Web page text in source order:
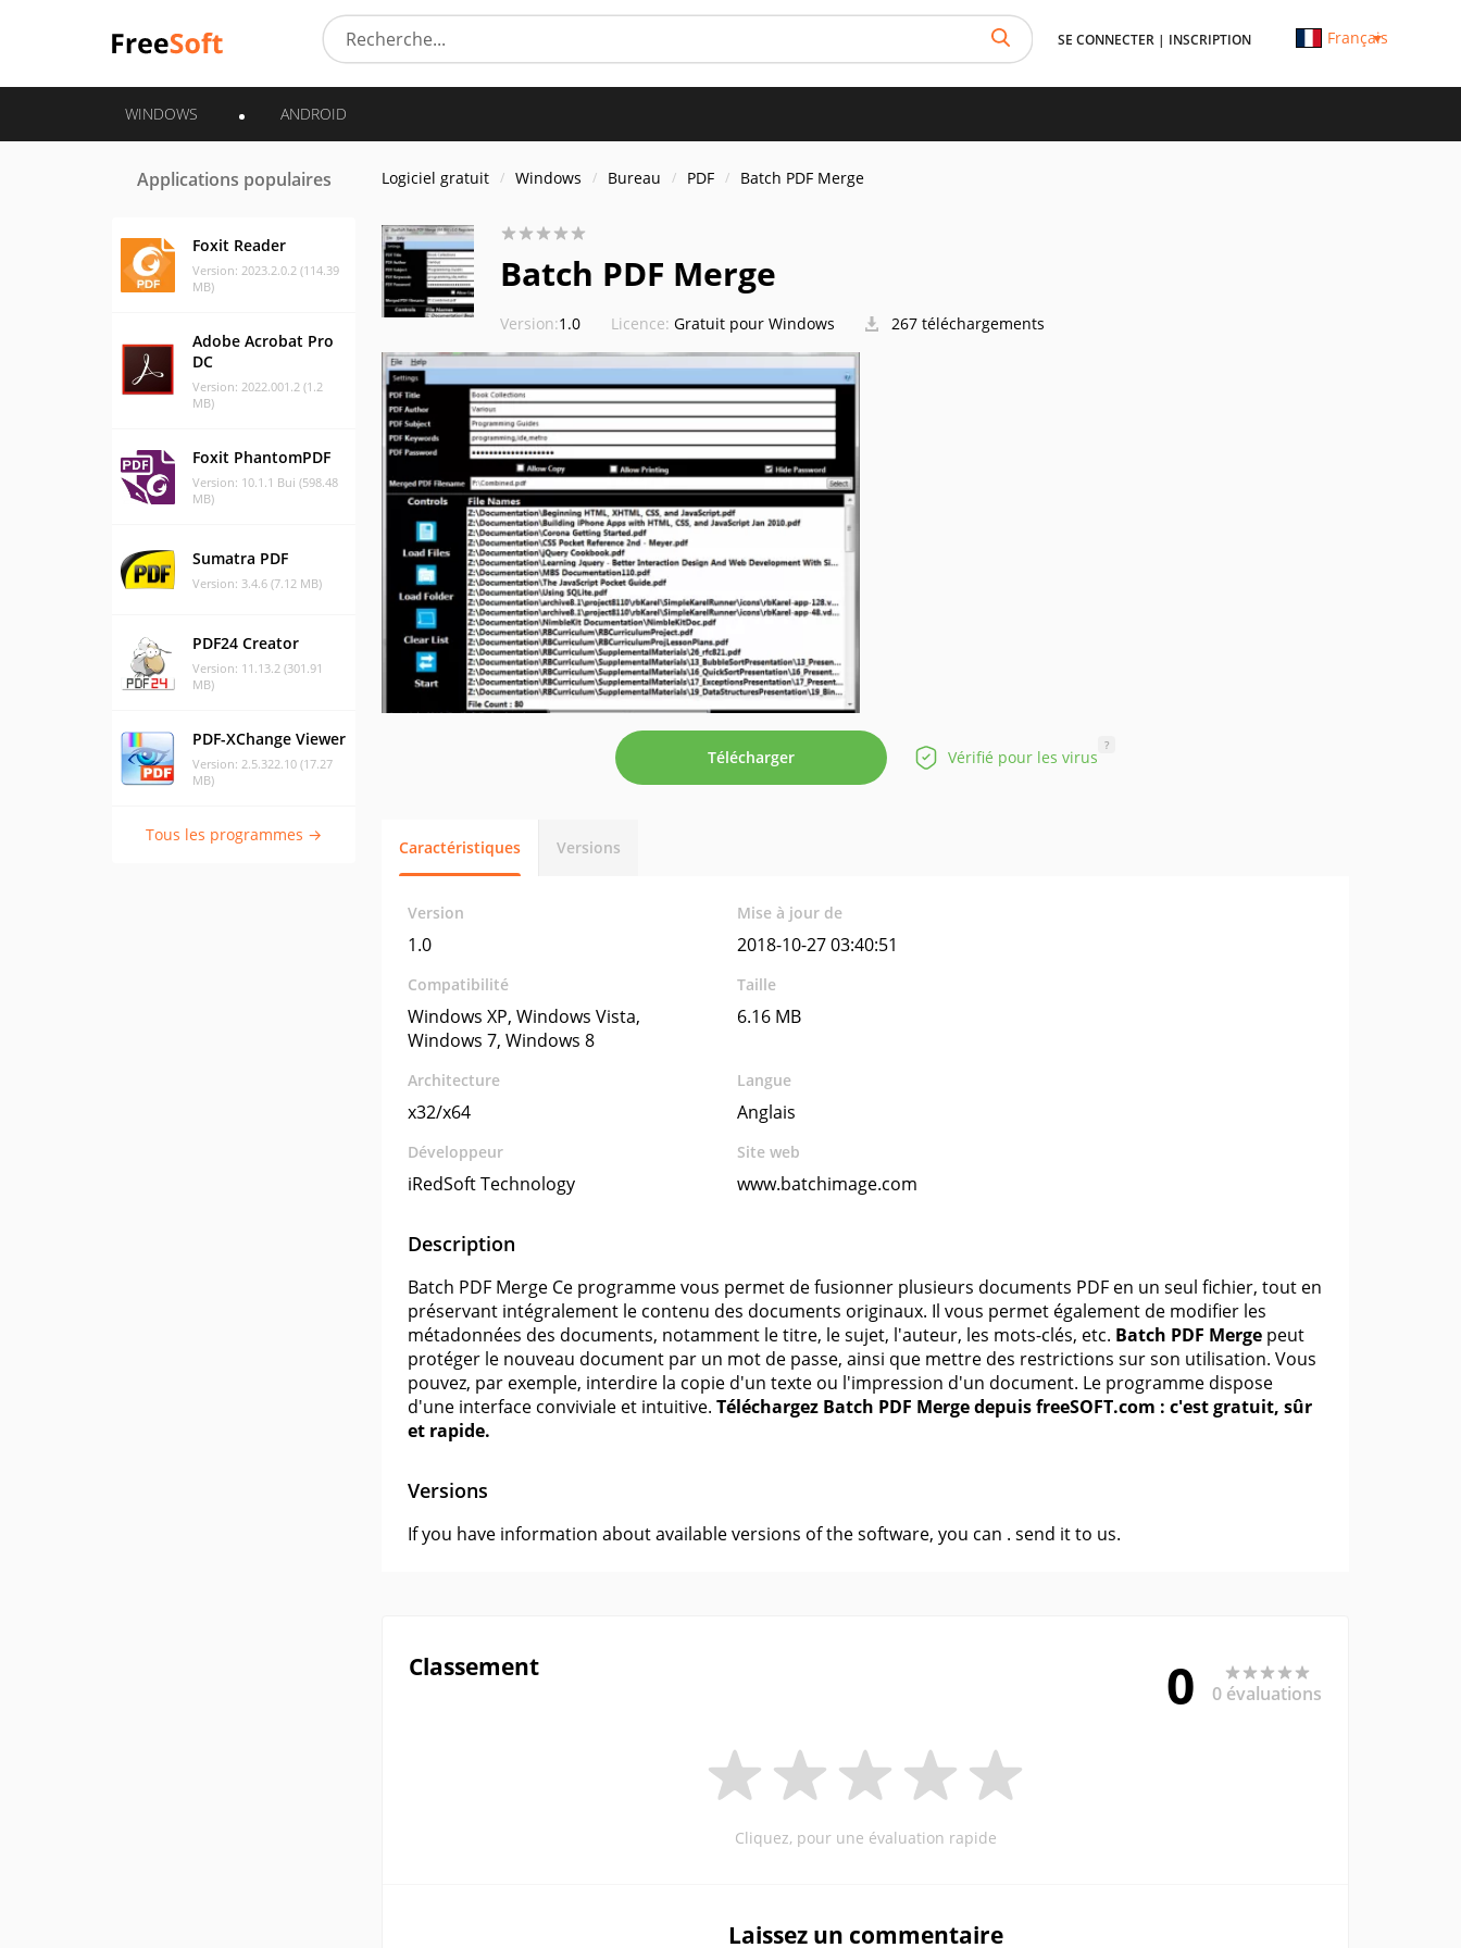
SE CONNECTER | INSCRIPTION Français
WINDOWS ANDROID
Applications populaires
Foxit Reader
Version: 2023.2.0.2 (114.39
MB)
Adobe Acrobat Pro
DC
Version: 2022.001.2 (1.2
MB)
Foxit PhantomPDF
Version: 10.1.1 Bui (598.48
MB)
Sumatra PDF
Version: 3.4.6 (7.12 MB)
PDF24 Creator
Version: 11.13.2 (301.91
MB)
PDF-XChange Viewer
Version: 2.5.322.10 (17.27
MB)
Tous les programmes →
Logiciel gratuit Windows Bureau PDF Batch PDF Merge
Batch PDF Merge
Version:1.0 Licence: Gratuit pour Windows 267 téléchargements
Télécharger Vérifié pour les virus
?
Caractéristiques Versions
Version
1.0
Mise à jour de
2018-10-27 03:40:51
Compatibilité
Windows XP, Windows Vista,
Windows 7, Windows 8
Taille
6.16 MB
Architecture
x32/x64
Langue
Anglais
Développeur
iRedSoft Technology
Site web
www.batchimage.com
Description
Batch PDF Merge Ce programme vous permet de fusionner plusieurs documents PDF en un seul fichier, tout en
préservant intégralement le contenu des documents originaux. Il vous permet également de modifier les
métadonnées des documents, notamment le titre, le sujet, l'auteur, les mots-clés, etc. Batch PDF Merge peut
protéger le nouveau document par un mot de passe, ainsi que mettre des restrictions sur son utilisation. Vous
pouvez, par exemple, interdire la copie d'un texte ou l'impression d'un document. Le programme dispose
d'une interface conviviale et intuitive. Téléchargez Batch PDF Merge depuis freeSOFT.com : c'est gratuit, sûr
et rapide.
Versions
If you have information about available versions of the software, you can . send it to us.
Classement 0 0 évaluations
Cliquez, pour une évaluation rapide
Laissez un commentaire